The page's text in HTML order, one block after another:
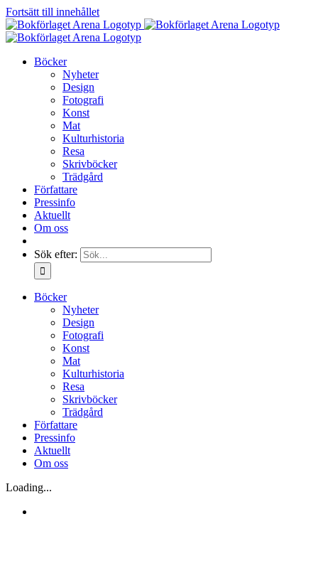
Fortsätt till innehållet
Böcker
Nyheter
Design
Fotografi
Konst
Mat
Kulturhistoria
Resa
Skrivböcker
Trädgård
Författare
Pressinfo
Aktuellt
Om oss
Sök efter:
Böcker
Nyheter
Design
Fotografi
Konst
Mat
Kulturhistoria
Resa
Skrivböcker
Trädgård
Författare
Pressinfo
Aktuellt
Om oss
Loading...